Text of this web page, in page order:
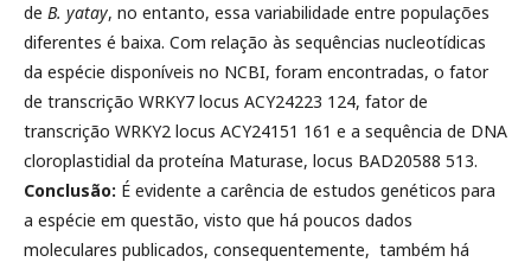
de B. yatay, no entanto, essa variabilidade entre populações
diferentes é baixa. Com relação às sequências nucleotídicas
da espécie disponíveis no NCBI, foram encontradas, o fator
de transcrição WRKY7 locus ACY24223 124, fator de
transcrição WRKY2 locus ACY24151 161 e a sequência de DNA
cloroplastidial da proteína Maturase, locus BAD20588 513.
Conclusão: É evidente a carência de estudos genéticos para
a espécie em questão, visto que há poucos dados
moleculares publicados, consequentemente, também há